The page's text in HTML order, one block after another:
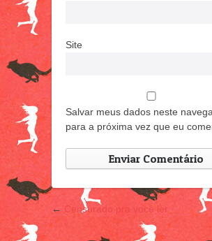
Site
Salvar meus dados neste
para a próxima vez que eu
← Censurado pra você ler